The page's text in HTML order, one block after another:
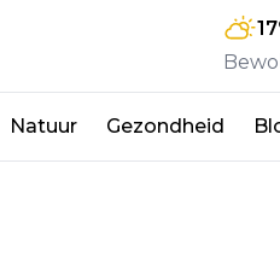
17
Natuur Gezondheid